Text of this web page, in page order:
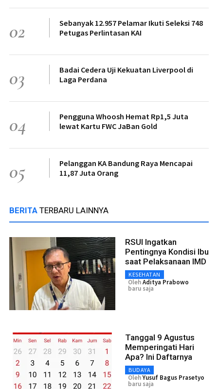
02
Sebanyak 12.957 Pelamar Ikuti Seleksi 748
Petugas Perlintasan KAI
03
Badai Cedera Uji Kekuatan Liverpool di
Laga Perdana
04
Pengguna Whoosh Hemat Rp1,5 Juta
lewat Kartu FWC JaBan Gold
05
Pelanggan KA Bandung Raya Mencapai
11,87 Juta Orang
BERITA TERBARU LAINNYA
RSUI Ingatkan
Pentingnya Kondisi Ibu
saat Pelaksanaan IMD
KESEHATAN
OlehAditya Prabowo
baru saja
Tanggal 9 Agustus
Memperingati Hari
Apa? Ini Daftarnya
BUDAYA
OlehYusuf Bagus Prasetyo
baru saja